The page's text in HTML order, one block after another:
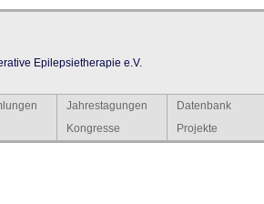
Epilepsietherapie e.V.
Jahrestagungen Datenbank
Kongresse Projekte